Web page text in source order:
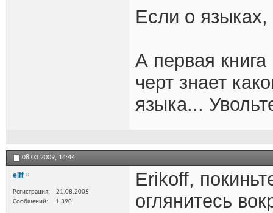
Если о языках,
А первая
черт знает
языка...
08.03.2009, 14:44
eiff
Регистрация
21.08.2005
Сообщений
1,390
Erikoff,
оглянитесь